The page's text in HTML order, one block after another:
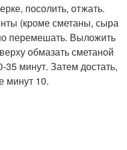
посолить, отжать.
(кроме сметаны, сыра
перемешать. Выложить
обмазать сметаной
35 минут. Затем достать,
минут 10.